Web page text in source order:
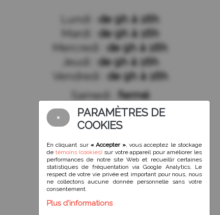
Lundi : de 9h à 16h
Mardi : de 9h à 16h
Mercredi : de 9h à 16h
Jeudi : de 9h à 16h
Vendredi : de 9h à 16h
Samedi :
fermé
Dimanche :fermé
Suivez-nous!
×
PARAMÈTRES DE
COOKIES
En cliquant sur « Accepter », vous acceptez le stockage
de témoins (cookies)sur votre appareil pour améliorer les
performances de notre site Web et recueillir certaines
statistiques de fréquentation via Google Analytics. Le
respect de votre vie privée est important pour nous, nous
ne collectons aucune donnée personnelle sans votre
consentement.
Plus d'informations